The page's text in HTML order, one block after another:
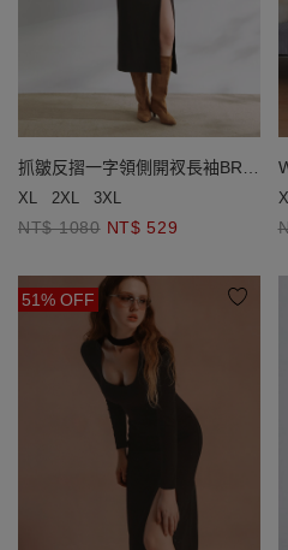
抓皺反摺一字領側開衩長袖BRA
長洋裝
XL 2XL 3XL
NT$ 1080 NT$ 529
51% OFF